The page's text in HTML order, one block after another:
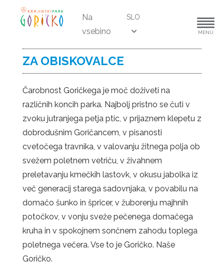
Na
vsebino
SLO
MENU
ZA OBISKOVALCE
Čarobnost Goričkega je moč doživeti na
različnih koncih parka. Najbolj pristno se čuti v
zvoku jutranjega petja ptic, v prijaznem klepetu z
dobrodušnim Goričancem, v pisanosti
cvetočega travnika, v valovanju žitnega polja ob
svežem poletnem vetriču, v živahnem
preletavanju kmečkih lastovk, v okusu jabolka iz
več generacij starega sadovnjaka, v povabilu na
domačo šunko in špricer, v žuborenju majhnih
potočkov, v vonju sveže pečenega domačega
kruha in v spokojnem sončnem zahodu toplega
poletnega večera. Vse to je Goričko. Naše
Goričko.